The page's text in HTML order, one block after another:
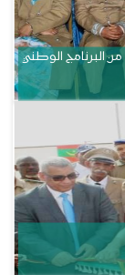
البرنامج الوطني